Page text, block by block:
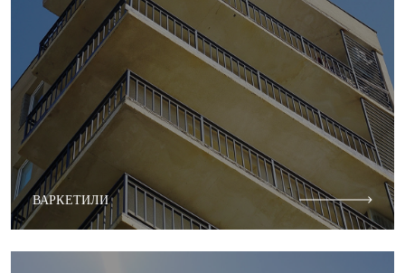
ВАРКЕТИЛИ